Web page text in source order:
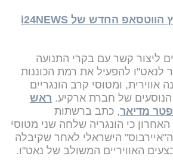
>>> הצטרפו לערוץ הווטסאפ החדש של i24NEWS
ליצור קשר עם בקרי התנועה
לנאט"ו להפעיל את רמת הכוננות
אווירית, ומטוסי קרב הונגריים
הנוסעים של חברת ארקיע. ראש
מדיאר, כתב ברשתות
כי הונגריה שלחה שני מטוסי
הישראלי לאחר שקיבלה
האוויריים המשולב של נאט"ו.